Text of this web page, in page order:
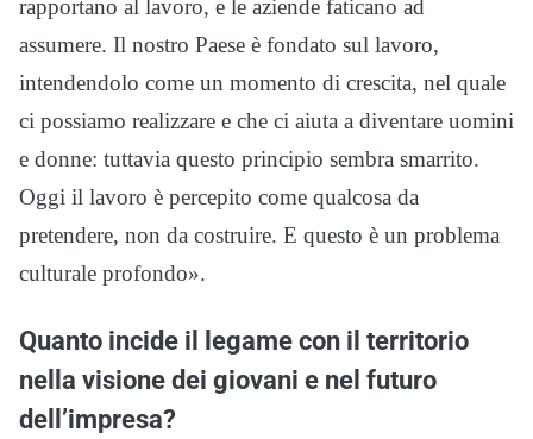
rapportano al lavoro, e le aziende faticano ad
assumere. Il nostro Paese è fondato sul lavoro,
intendendolo come un momento di crescita, nel quale
ci possiamo realizzare e che ci aiuta a diventare uomini
e donne: tuttavia questo principio sembra smarrito.
Oggi il lavoro è percepito come qualcosa da
pretendere, non da costruire. E questo è un problema
culturale profondo».
Quanto incide il legame con il territorio
nella visione dei giovani e nel futuro
dell’impresa?